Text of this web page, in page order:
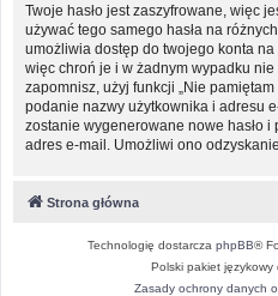
Twoje hasło jest zaszyfrowane, więc
używać tego samego hasła na
umożliwia dostęp do twojego konta na
więc chroń je i w żadnym wypadku nie
zapomnisz, użyj funkcji „Nie pamiętam
podanie nazwy użytkownika i adresu
zostanie wygenerowane nowe hasło i
adres e-mail. Umożliwi ono
Strona główna
Technologię dostarcza phpBB®
Polski pakiet językowy
Zasady ochrony danych